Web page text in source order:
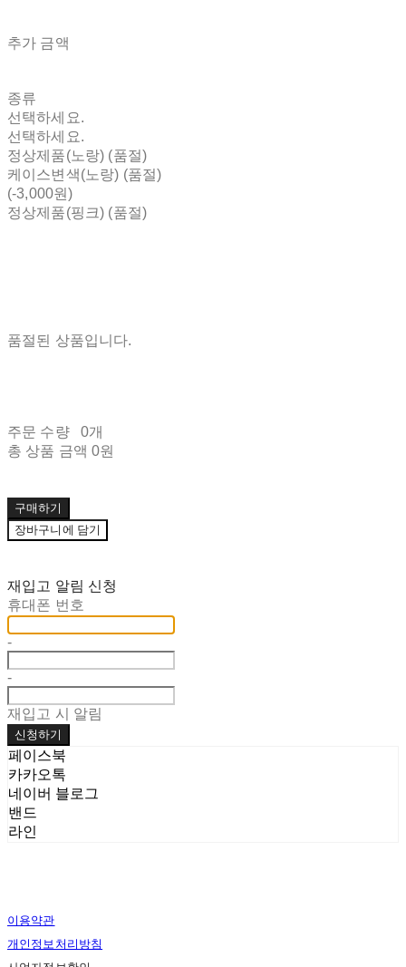
추가 금액
종류
선택하세요.
선택하세요.
정상제품(노랑) (품절)
케이스변색(노랑) (품절)
(-3,000원)
정상제품(핑크) (품절)
품절된 상품입니다.
주문 수량
0개
총 상품 금액 0원
구매하기
장바구니에 담기
재입고 알림 신청
휴대폰 번호
-
-
재입고 시 알림
신청하기
페이스북
카카오톡
네이버 블로그
밴드
라인
이용약관
개인정보처리방침